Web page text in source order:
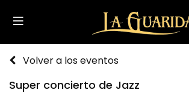
Volver a los eventos
Super concierto de Jazz